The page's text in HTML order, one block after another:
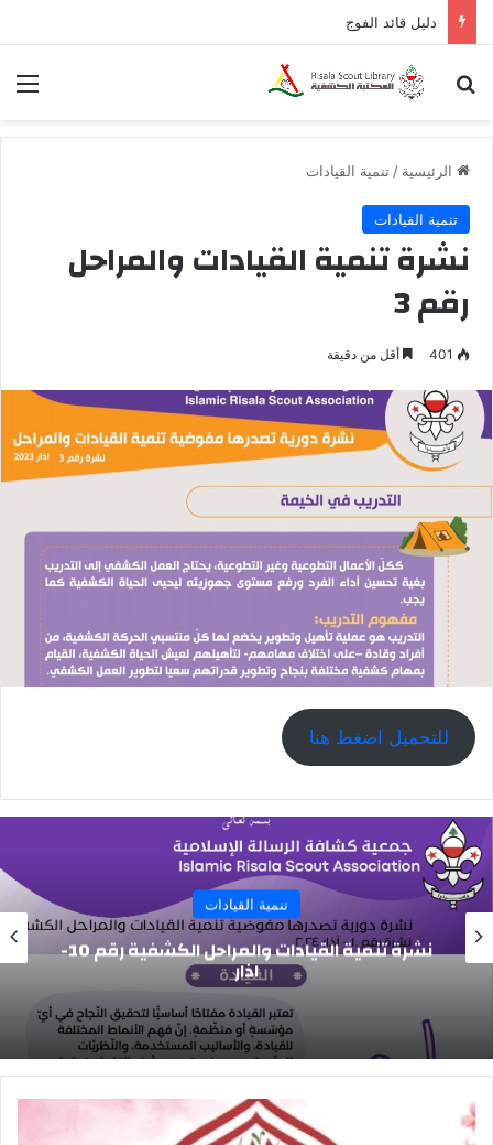
دليل قائد الفوج
بحث عن
الرئيسية / تنمية القيادات
تنمية القيادات
نشرة تنمية القيادات والمراحل
رقم 3
401 أقل من دقيقة
للتحميل اضغط هنا
تنمية القيادات
نشرة تنمية القيادات والمراحل الكشفية رقم 10-
اذار
القسم
الثقافي|